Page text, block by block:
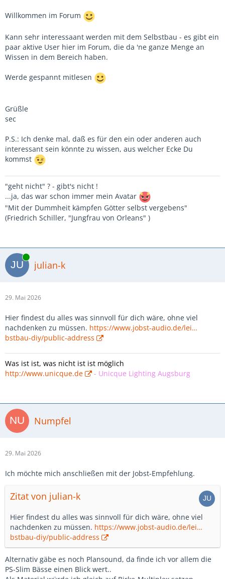
Willkommen im Forum
Kann sehr interessaant werden mit dem Selbstbau - es gibt ein
paar aktive User hier im Forum, die da 'ne ganze Menge an
Wissen in dem Bereich haben.
Werde gespannt mitlesen
Grüßle
sec
P.S.: Ich denke mal, daß es für den ein oder anderen auch
interessant sein könnte zu wissen, aus welcher Ecke Du
kommst
"geht nicht" ? - gibt's nicht !
...ja, das war schon immer mein Avatar
"Mit der Dummheit kämpfen Götter selbst vergebens"
(Friedrich Schiller, "Jungfrau von Orleans" )
Online
julian-k
29. Mai 2026
Hier findest du alles was sinnvoll für dich wäre, ohne viel
nachdenken zu müssen. https://www.jobst-audio.de/lei…
bstbau-diy/public-address
Was ist ist, was nicht ist ist möglich
http://www.unicque.de
- Unicque Lighting Augsburg
Numpfel
29. Mai 2026
Ich möchte mich anschließen mit der Jobst-Empfehlung.
Zitat von julian-k
Hier findest du alles was sinnvoll für dich wäre, ohne viel
nachdenken zu müssen. https://www.jobst-audio.de/lei…
bstbau-diy/public-address
Alternativ gäbe es noch Plansound, da finde ich vor allem die
PS-Slim Bässe einen Blick wert..